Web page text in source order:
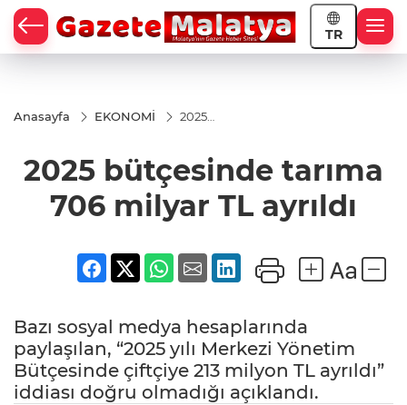
TR
Anasayfa EKONOMİ
2025
milyar TL
ayrıldı
2025 bütçesinde tarıma
706 milyar TL ayrıldı
Bazı sosyal medya hesaplarında
paylaşılan, “2025 yılı Merkezi Yönetim
Bütçesinde çiftçiye 213 milyon TL ayrıldı”
iddiası doğru olmadığı açıklandı.